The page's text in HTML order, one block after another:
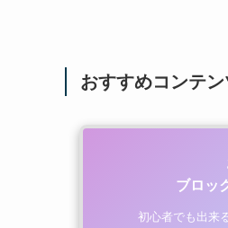
おすすめコンテン
ブロッ
初心者でも出来